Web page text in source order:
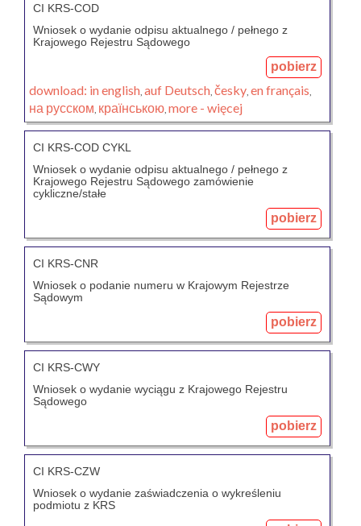
CI KRS-COD
Wniosek o wydanie odpisu aktualnego / pełnego z
Krajowego Rejestru Sądowego
pobierz
download: in english auf Deutsch česky en français
на русском країнською more - więcej
CI KRS-COD CYKL
Wniosek o wydanie odpisu aktualnego / pełnego z
Krajowego Rejestru Sądowego zamówienie
cykliczne/stałe
pobierz
CI KRS-CNR
Wniosek o podanie numeru w Krajowym Rejestrze
Sądowym
pobierz
CI KRS-CWY
Wniosek o wydanie wyciągu z Krajowego Rejestru
Sądowego
pobierz
CI KRS-CZW
Wniosek o wydanie zaświadczenia o wykreśleniu
podmiotu z KRS